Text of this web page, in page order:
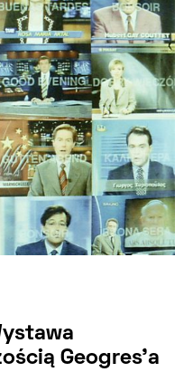
Geogres’a